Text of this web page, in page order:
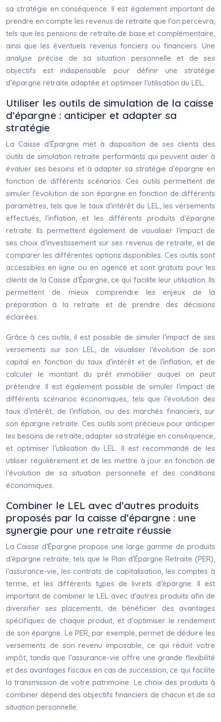
sa stratégie en conséquence. Il est également important de
prendre en compte les revenus de retraite que l’on percevra,
tels que les pensions de retraite de base et complémentaire,
ainsi que les éventuels revenus fonciers ou financiers. Une
analyse précise de sa situation personnelle et de ses
objectifs est indispensable pour définir une stratégie
d’épargne retraite adaptée et optimiser l’utilisation du LEL.
Utiliser les outils de simulation de la caisse
d’épargne : anticiper et adapter sa
stratégie
La Caisse d’Épargne met à disposition de ses clients des
outils de simulation retraite performants qui peuvent aider à
évaluer ses besoins et à adapter sa stratégie d’épargne en
fonction de différents scénarios. Ces outils permettent de
simuler l’évolution de son épargne en fonction de différents
paramètres, tels que le taux d’intérêt du LEL, les versements
effectués, l’inflation, et les différents produits d’épargne
retraite. Ils permettent également de visualiser l’impact de
ses choix d’investissement sur ses revenus de retraite, et de
comparer les différentes options disponibles. Ces outils sont
accessibles en ligne ou en agence et sont gratuits pour les
clients de la Caisse d’Épargne, ce qui facilite leur utilisation. Ils
permettent de mieux comprendre les enjeux de la
préparation à la retraite et de prendre des décisions
éclairées.
Grâce à ces outils, il est possible de simuler l’impact de ses
versements sur son LEL, de visualiser l’évolution de son
capital en fonction du taux d’intérêt et de l’inflation, et de
calculer le montant du prêt immobilier auquel on peut
prétendre. Il est également possible de simuler l’impact de
différents scénarios économiques, tels que l’évolution des
taux d’intérêt, de l’inflation, ou des marchés financiers, sur
son épargne retraite. Ces outils sont précieux pour anticiper
les besoins de retraite, adapter sa stratégie en conséquence,
et optimiser l’utilisation du LEL. Il est recommandé de les
utiliser régulièrement et de les mettre à jour en fonction de
l’évolution de sa situation personnelle et des conditions
économiques.
Combiner le LEL avec d’autres produits
proposés par la caisse d’épargne : une
synergie pour une retraite réussie
La Caisse d’Épargne propose une large gamme de produits
d’épargne retraite, tels que le Plan d’Épargne Retraite (PER),
l’assurance-vie, les contrats de capitalisation, les comptes à
terme, et les différents types de livrets d’épargne. Il est
important de combiner le LEL avec d’autres produits afin de
diversifier ses placements, de bénéficier des avantages
spécifiques de chaque produit, et d’optimiser le rendement
de son épargne. Le PER, par exemple, permet de déduire les
versements de son revenu imposable, ce qui réduit votre
impôt, tandis que l’assurance-vie offre une grande flexibilité
et des avantages fiscaux en cas de succession, ce qui facilite
la transmission de votre patrimoine. Le choix des produits à
combiner dépend des objectifs financiers de chacun et de sa
situation personnelle.